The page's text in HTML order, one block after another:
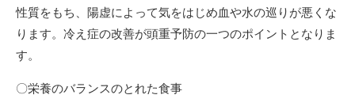
性質をもち、陽虚によって気をはじめ血や水の巡りが悪くな
ります。冷え症の改善が頭重予防の一つのポイントとなりま
す。
〇栄養のバランスのとれた食事